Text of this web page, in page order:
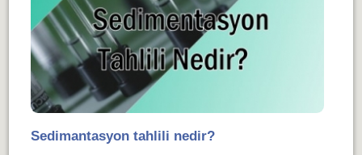
Sedimantasyon tahlili nedir?